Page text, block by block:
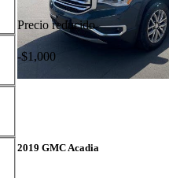
Precio reducido
-$1,000
2019 GMC Acadia